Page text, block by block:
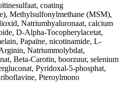
coating
Methylsulfonylmethane (MSM),
Natriumhyaluronaat, calcium
D-Alpha-Tocopherylacetat,
Papaïne, nicotinamide, L-
Natriummolybdat,
Beta-Carotin, boorzuur, selenium
Pyridoxal-5-phosphat,
Pteroylmono